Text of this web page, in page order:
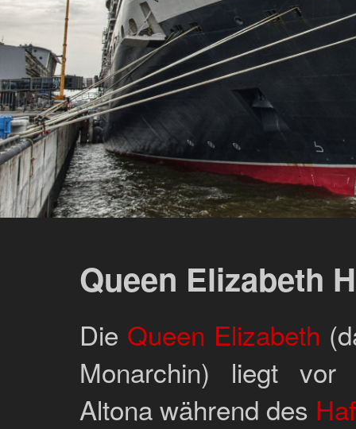
Queen Elizabeth
Die Queen Elizabeth
Monarchin) liegt vor
Altona während des